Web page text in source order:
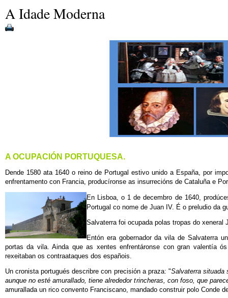
A Idade Moderna
A OCUPACIÓN PORTUQUESA.
Dende 1580 ata 1640 o reino de Portugal estivo unido a España, por
enfrentamento con Francia, producíronse as insurrecións de Cataluña e
En Lisboa, o 1 de decembro de 1640,
Portugal co nome de Juan IV. É o preludio da
Salvaterra foi ocupada polas tropas do xeneral
Entón era gobernador da vila de Salvaterra
portas da vila. Ainda que as xentes enfrentáronse con gran valentía
rexeitaban os contraataques dos españois.
Un cronista portugués describre con precisión a praza: "Salvaterra situada
aunque no esté amurallado, tiene alrededor trincheras, con foso, que
amurallada un rico convento Franciscano, mandado construir polo Conde